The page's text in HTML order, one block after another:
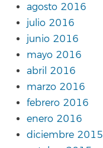
agosto 2016
julio 2016
junio 2016
mayo 2016
abril 2016
marzo 2016
febrero 2016
enero 2016
diciembre 2015